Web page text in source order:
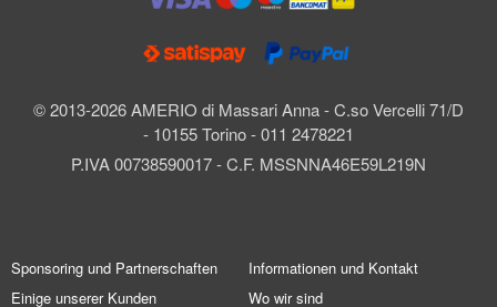
© 2013-2026 AMERIO di Massari Anna - C.so Vercelli 71/D
- 10155 Torino - 011 2478221
P.IVA 00738590017 - C.F. MSSNNA46E59L219N
Sponsoring und Partnerschaften
Einige unserer Kunden
Informationen und Kontakt
Wo wir sind